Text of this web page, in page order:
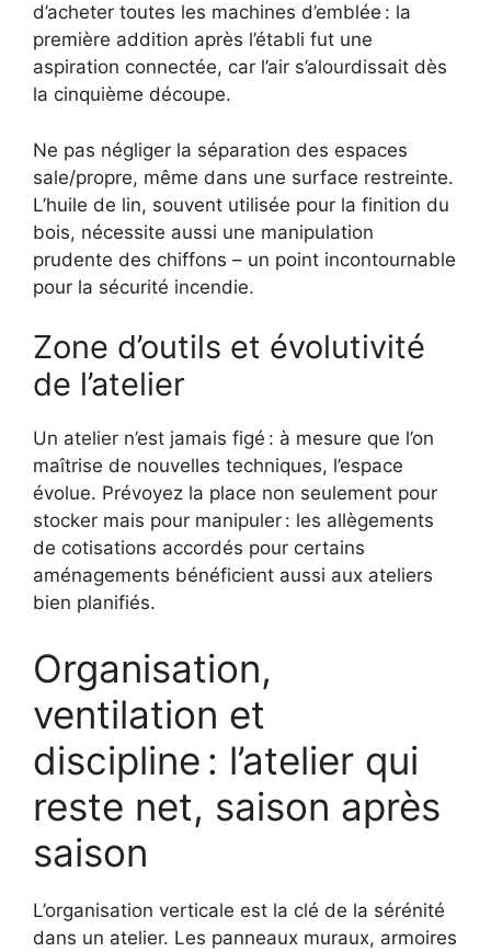
d’acheter toutes les machines d’emblée : la
première addition après l’établi fut une
aspiration connectée, car l’air s’alourdissait dès
la cinquième découpe.
Ne pas négliger la séparation des espaces
sale/propre, même dans une surface restreinte.
L’huile de lin, souvent utilisée pour la finition du
bois, nécessite aussi une manipulation
prudente des chiffons – un point incontournable
pour la sécurité incendie.
Zone d’outils et évolutivité
de l’atelier
Un atelier n’est jamais figé : à mesure que l’on
maîtrise de nouvelles techniques, l’espace
évolue. Prévoyez la place non seulement pour
stocker mais pour manipuler : les allègements
de cotisations accordés pour certains
aménagements bénéficient aussi aux ateliers
bien planifiés.
Organisation,
ventilation et
discipline : l’atelier qui
reste net, saison après
saison
L’organisation verticale est la clé de la sérénité
dans un atelier. Les panneaux muraux, armoires